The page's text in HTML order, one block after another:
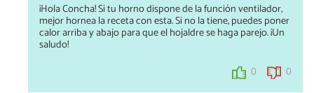
¡Hola Concha! Si tu horno dispone de la función ventilador,
mejor hornea la receta con esta. Si no la tiene, puedes poner
calor arriba y abajo para que el hojaldre se haga parejo. ¡Un
saludo!
0 0